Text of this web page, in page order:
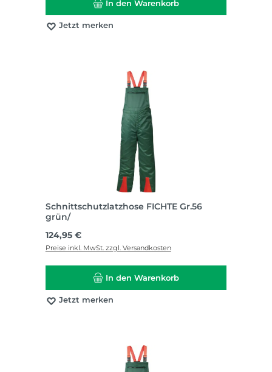
In den Warenkorb
Jetzt merken
Schnittschutzlatzhose FICHTE Gr.56
grün/
Regulärer Preis:
124,95 €
Preise inkl. MwSt. zzgl. Versandkosten
In den Warenkorb
Jetzt merken